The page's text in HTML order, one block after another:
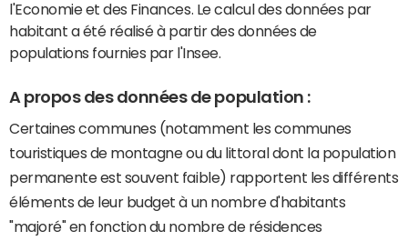
l'Economie et des Finances. Le calcul des données par
habitant a été réalisé à partir des données de
populations fournies par l'Insee.
A propos des données de population :
Certaines communes (notamment les communes
touristiques de montagne ou du littoral dont la population
permanente est souvent faible) rapportent les différents
éléments de leur budget à un nombre d'habitants
"majoré" en fonction du nombre de résidences